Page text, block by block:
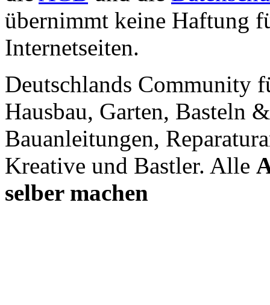
übernimmt keine Haftung
Internetseiten.
Deutschlands Community
Hausbau, Garten, Basteln
Bauanleitungen,
Kreative und Bastler. Alle
selber machen